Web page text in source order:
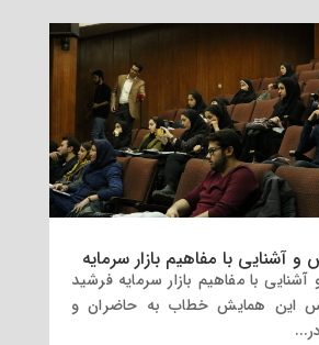
آشنایی با مفاهیم بازار سرمایه
با مفاهیم بازار سرمایه فرشید
این همایش خطاب به حاضران و